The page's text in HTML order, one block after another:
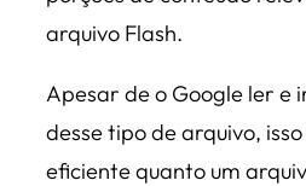
arquivo Flash.
Apesar de o Google ler e
desse tipo de arquivo,
eficiente quanto um